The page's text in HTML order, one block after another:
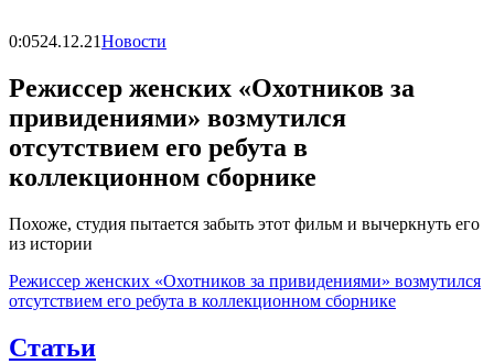
0:0524.12.21Новости
Режиссер женских «Охотников за
привидениями» возмутился
отсутствием его ребута в
коллекционном сборнике
Похоже, студия пытается забыть этот фильм и вычеркнуть его
из истории
Режиссер женских «Охотников за привидениями» возмутился
отсутствием его ребута в коллекционном сборнике
Статьи